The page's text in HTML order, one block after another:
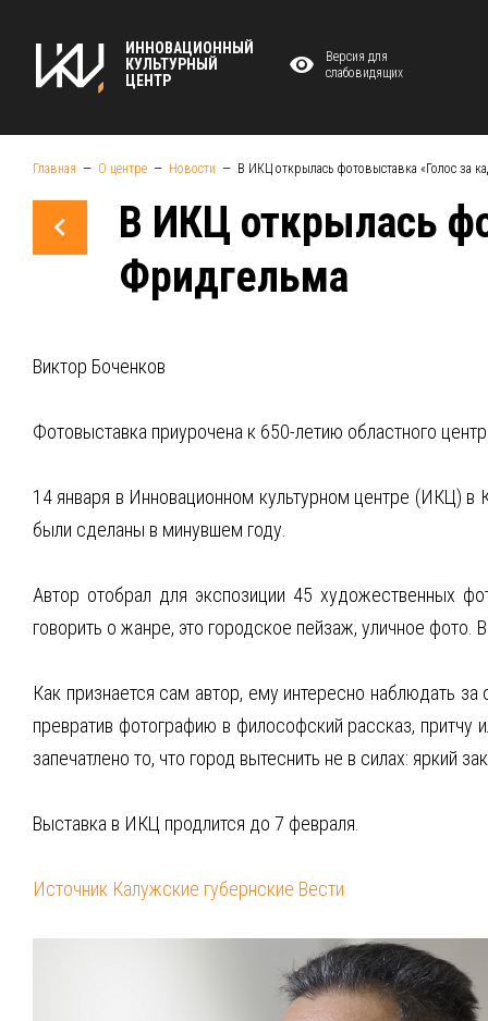
ИННОВАЦИОННЫЙ
КУЛЬТУРНЫЙ
ЦЕНТР
Версия для
слабовидящих
Главная О центре Новости В ИКЦ открылась фотовыставка «Голос за
В ИКЦ открылась
Фридгельма
Виктор Боченков
Фотовыставка приурочена к 650-летию областного
14 января в Инновационном культурном центре (ИКЦ)
были сделаны в минувшем году.
Автор отобрал для экспозиции 45 художественных
говорить о жанре, это городское пейзаж, уличное фото.
Как признается сам автор, ему интересно наблюдать
превратив фотографию в философский рассказ,
запечатлено то, что город вытеснить не в силах: яркий
Выставка в ИКЦ продлится до 7 февраля.
Источник Калужские губернские Вести